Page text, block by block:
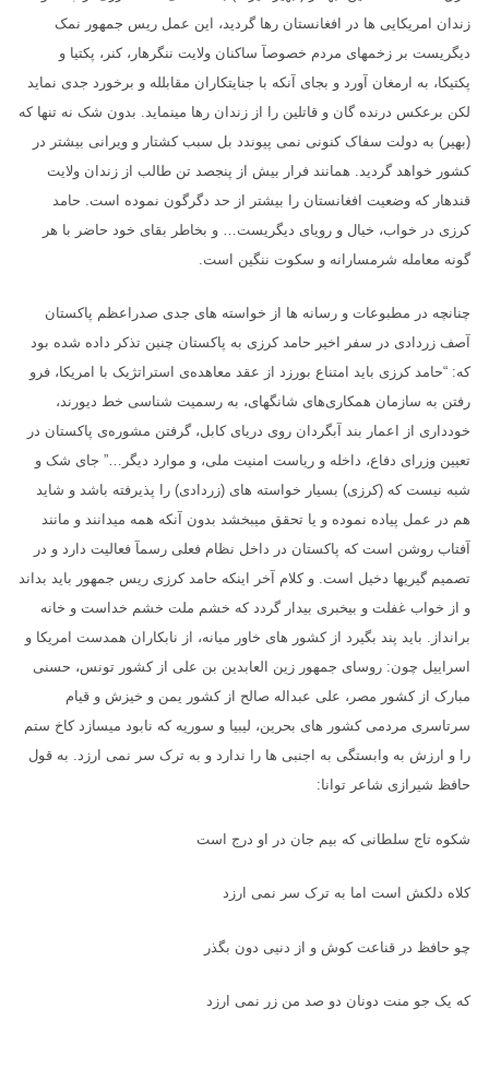
زندان امریکایی ها در افغانستان رها گردید، این عمل ریس جمهور نمک
دیگریست بر زخمهای مردم خصوصآ ساکنان ولایت ننگرهار، کنر، پکتیا و
پکتیکا، به ارمغان آورد و بجای آنکه با جنایتکاران مقابلله و برخورد جدی نماید
لکن برعکس درنده گان و قاتلین را از زندان رها مینماید. بدون شک نه تنها که
(بهیر) به دولت سفاک کنونی نمی پیوندد بل سبب کشتار و ویرانی بیشتر در
کشور خواهد گردید. همانند فرار بیش از پنجصد تن طالب از زندان ولایت
قندهار که وضعیت افغانستان را بیشتر از حد دگرگون نموده است. حامد
کرزی در خواب، خیال و رویای دیگریست… و بخاطر بقای خود حاضر با هر
گونه معامله شرمسارانه و سکوت ننگین است.
چنانچه در مطبوعات و رسانه ها از خواسته های جدی صدراعظم پاکستان
آصف زردادی در سفر اخیر حامد کرزی به پاکستان چنین تذکر داده شده بود
که: “حامد کرزی باید امتناع بورزد از عقد معاهده‌ی استراتژیک با امریکا، فرو
رفتن به سازمان همکاری‌های شانگهای، به رسمیت شناسی خط دیورند،
خودداری از اعمار بند آبگردان روی دریای کابل، گرفتن مشوره‌ی پاکستان در
تعیین وزرای دفاع، داخله و ریاست امنیت ملی، و موارد دیگر…” جای شک و
شبه نیست که (کرزی) بسیار خواسته های (زردادی) را پذیرفته باشد و شاید
هم در عمل پیاده نموده و یا تحقق میبخشد بدون آنکه همه میدانند و مانند
آفتاب روشن است که پاکستان در داخل نظام فعلی رسمآ فعالیت دارد و در
تصمیم گیریها دخیل است. و کلام آخر اینکه حامد کرزی ریس جمهور باید بداند
و از خواب غفلت و بیخبری بیدار گردد که خشم ملت خشم خداست و خانه
برانداز. باید پند بگیرد از کشور های خاور میانه، از نابکاران همدست امریکا و
اسراییل چون: روسای جمهور زین العابدین بن علی از کشور تونس، حسنی
مبارک از کشور مصر، علی عبداله صالح از کشور یمن و خیزش و قیام
سرتاسری مردمی کشور های بحرین، لیبیا و سوریه که نابود میسازد کاخ ستم
را و ارزش به وابستگی به اجنبی ها را ندارد و به ترک سر نمی ارزد. به قول
حافظ شیرازی شاعر توانا:
شکوه تاج سلطانی که بیم جان در او درج است
کلاه دلکش است اما به ترک سر نمی ارزد
چو حافظ در قناعت کوش و از دنیی دون بگذر
که یک جو منت دونان دو صد من زر نمی ارزد